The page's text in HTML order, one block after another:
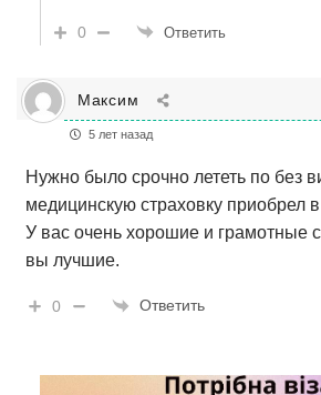
0 Ответить
Максим
5 лет назад
Нужно было срочно лететь по без
медицинскую страховку приобрел
У вас очень хорошие и грамотные
вы лучшие.
0 Ответить